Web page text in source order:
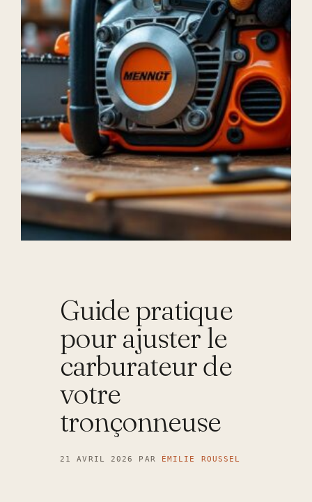
Guide pratique
pour ajuster le
carburateur de
votre
tronçonneuse
21 AVRIL 2026 PAR ÉMILIE ROUSSEL